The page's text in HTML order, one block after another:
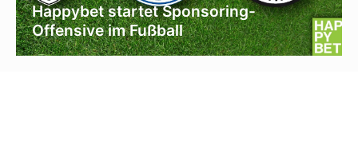
Happybet startet Sponsoring-
Offensive im Fußball